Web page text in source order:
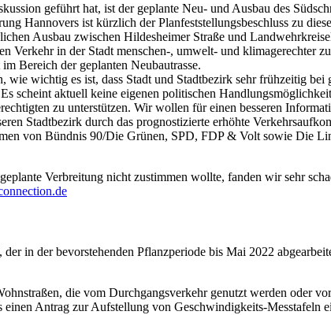
geführt hat, ist der geplante Neu- und Ausbau des
Hannovers ist kürzlich der Planfeststellungsbeschluss zu
Ausbau zwischen Hildesheimer Straße und
in der Stadt menschen-, umwelt- und klimagerechter
Bereich der geplanten Neubautrasse.
wichtig es ist, dass Stadt und Stadtbezirk sehr frühzeitig
scheint aktuell keine eigenen politischen
zu unterstützen. Wir wollen für einen besseren
Stadtbezirk durch das prognostizierte erhöhte
von Bündnis 90/Die Grünen, SPD, FDP & Volt sowie Die
Verbreitung nicht zustimmen wollte, fanden wir sehr
in der bevorstehenden Pflanzperiode bis Mai 2022
die vom Durchgangsverkehr genutzt werden oder
Antrag zur Aufstellung von Geschwindigkeits-Messtafeln